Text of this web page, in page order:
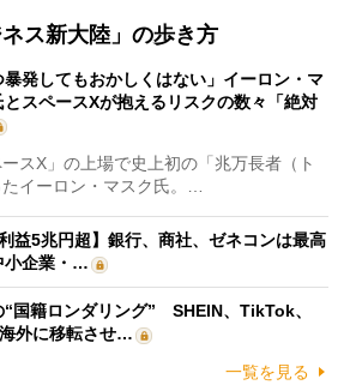
ス新大陸」の歩き方
暴発してもおかしくはない」イーロン・マ
とスペースXが抱えるリスクの数々「絶対
スX」の上場で史上初の「兆万長者（ト
イーロン・マスク氏。…
益5兆円超】銀行、商社、ゼネコンは最高
小企業・…
国籍ロンダリング” SHEIN、TikTok、
外に移転させ…
一覧を見る